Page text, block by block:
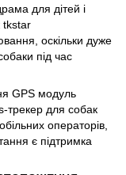
для дітей і
tkstar
оскільки дуже
під час
GPS модуль
трекер для собак
операторів,
є підтримка